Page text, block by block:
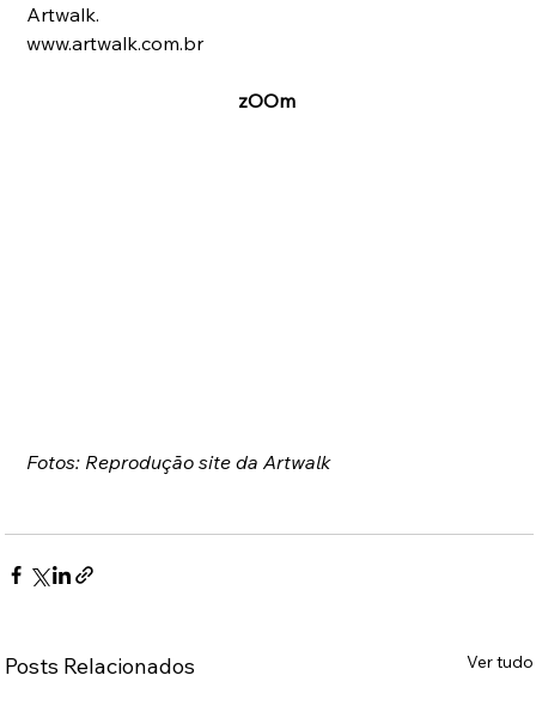
Artwalk.
www.artwalk.com.br
zOOm
Fotos: Reprodução site da Artwalk
Posts Relacionados Ver tudo